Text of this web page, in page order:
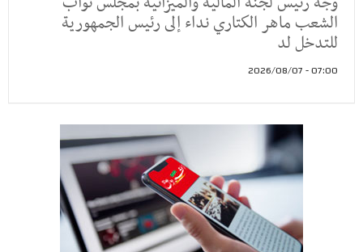
الشعب ماهر الكتاري نداء إلى رئيس الجمهورية
للتدخل لد
07:00 - 2026/08/07